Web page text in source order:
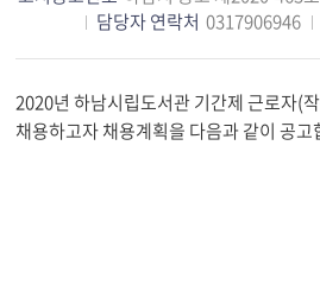
담당자 연락처 0317906946